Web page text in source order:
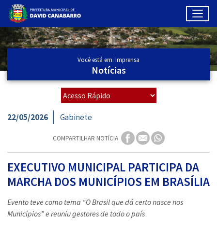
Ir para conteúdo principal
Conteúdo Principal
Você está em: Imprensa
Notícias
22/05/2026 Gabinete
COMPARTILHAR NOTÍCIA
EXECUTIVO MUNICIPAL PARTICIPA DA
MARCHA DOS MUNICÍPIOS EM BRASÍLIA
Evento teve como tema “O Brasil que dá certo nasce nos
Municípios” e reuniu gestores de todo o país